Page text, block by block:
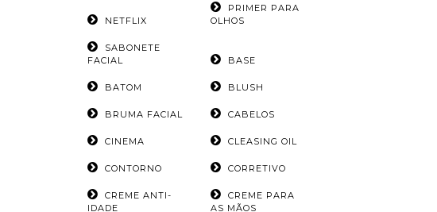
NETFLIX
PRIMER PARA
OLHOS
SABONETE
FACIAL
BASE
BATOM BLUSH
BRUMA FACIAL CABELOS
CINEMA CLEASING OIL
CONTORNO CORRETIVO
CREME ANTI-
IDADE
CREME PARA
AS MÃOS